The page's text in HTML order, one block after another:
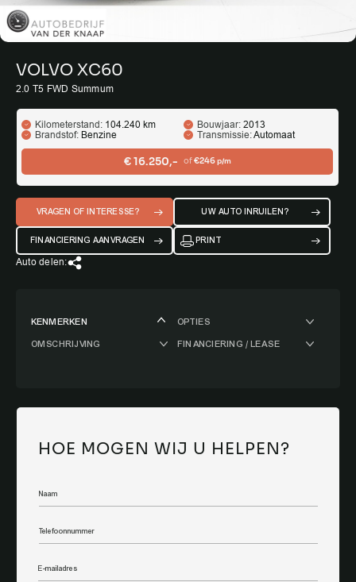
VOLVO XC60
2.0 T5 FWD Summum
Kilometerstand: 104.240 km Bouwjaar: 2013
Brandstof: Benzine Transmissie:Automaat
€ 16.250,- of€246p/m
VRAGEN OF INTERESSE? UW AUTO INRUILEN?
FINANCIERING AANVRAGEN PRINT
Auto delen:
KENMERKEN
OPTIES
OMSCHRIJVING
FINANCIERING / LEASE
HOE MOGEN WIJ U HELPEN?